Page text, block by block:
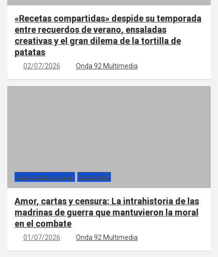
«Recetas compartidas» despide su temporada
entre recuerdos de verano, ensaladas
creativas y el gran dilema de la tortilla de
patatas
02/07/2026 Onda 92 Multimedia
RELATOS EN LA ONDA SECCIONES
Amor, cartas y censura: La intrahistoria de las
madrinas de guerra que mantuvieron la moral
en el combate
01/07/2026 Onda 92 Multimedia